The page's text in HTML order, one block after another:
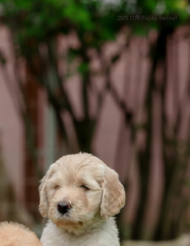
2025 11月|Fujita Kennel